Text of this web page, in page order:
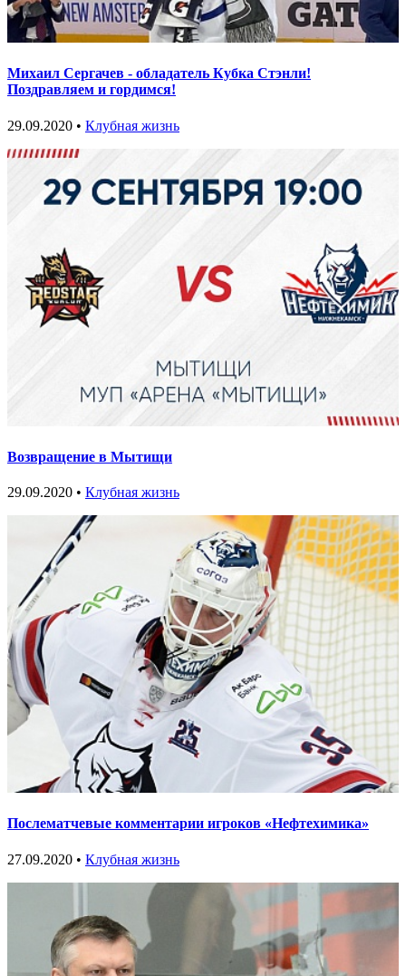
Михаил Сергачев - обладатель Кубка Стэнли!
Поздравляем и гордимся!
29.09.2020 • Клубная жизнь
Возвращение в Мытищи
29.09.2020 • Клубная жизнь
Послематчевые комментарии игроков «Нефтехимика»
27.09.2020 • Клубная жизнь